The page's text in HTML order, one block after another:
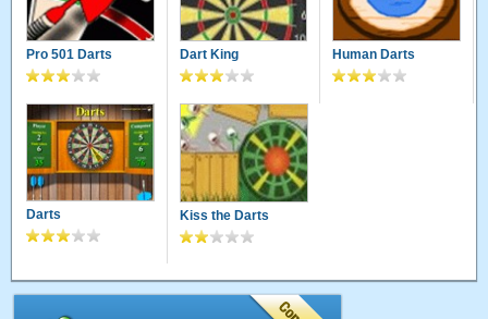
Pro 501 Darts Dart King Human Darts
Darts Kiss the Darts